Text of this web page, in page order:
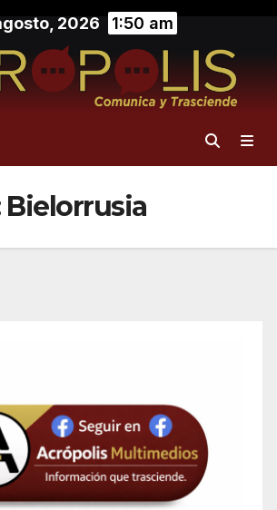
2026 1:50 am
Bielorrusia